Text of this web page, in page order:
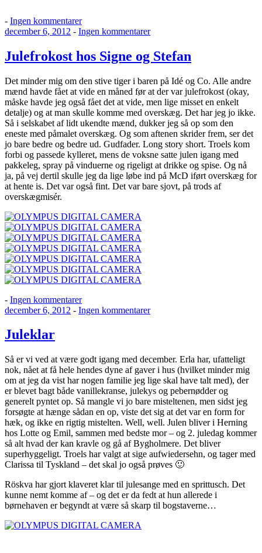
- Ingen kommentarertil
Cab
Udgivet
december 6, 2012 - Ingen kommentarertil
hos
Signe
Stefan
Julefrokost hos Signe og Stefan
Det minder mig om den stive tiger i baren på Idé og Co. Alle andre
mænd havde fået at vide en måned før at der var julefrokost (okay,
måske havde jeg også fået det at vide, men lige misset en enkelt
detalje) og at man skulle komme med overskæg. Det har jeg jo ikke.
Så i selskabet af lidt ukendte mænd, dukker jeg så op som den
eneste med påmalet overskæg. Og som aftenen skrider frem, ser det
jo bare bedre og bedre ud. Gudfader. Long story short. Troels kom
forbi og passede kylleret, mens de voksne satte julen igang med
pakkeleg, spray på vinduerne og rigeligt at drikke og spise. Og nå
ja, på vej dertil skulle jeg da lige løbe ind på McD iført overskæg for
at hente is. Det var også fint. Det var bare sjovt, på trods af
overskægmisér.
- Ingen kommentarertil
Julefrokost
Udgivet
december 6, 2012 - Ingen kommentarertil
Juleklar
Så er vi ved at være godt igang med december. Erla har, ufatteligt
nok, nået at få hele hendes dyne af gaver i hus (hvilket minder mig
om at jeg da vist har nogen familie jeg lige skal have talt med), der
er blevet bagt både vanillekranse, julekys og pebernødder og
generelt pyntet op. Så mangle vi jo bare misteltenen, men sidst jeg
forsøgte at hænge sådan en op, viste det sig at det var en form for
hæk, og ikke en rigtig mistelten. Well, well. Julen bliver i Herning
hos Lotte og Emil, sammen med bedste mor – og 2. juledag kommer
så alt hvad der kan kravle og gå af Bygholmere. Det bliver
superhyggeligt. Troels har valgt at sige aufwiedersehn, og tager med
Clarissa til Tyskland – det skal jo også prøves 🙂
Röskva har gjort klaveret klar til julesange med en sprittusch. Det
kunne nemt komme af – og det er da fedt at hun allerede i
børnehaven er begyndt at være så skarp til bogstaverne…